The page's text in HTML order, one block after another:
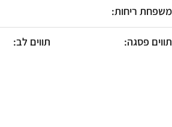
לִפְתִיחַת
תַּפְרִיט
נְגִישׁוּת.
משפחת ריחות:
תווים פסגה: תווים לב: